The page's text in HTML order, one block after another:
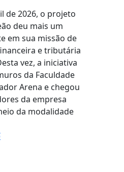
de 2026, o projeto
deu mais um
em sua missão de
e tributária
vez, a iniciativa
da Faculdade
Arena e chegou
da empresa
da modalidade